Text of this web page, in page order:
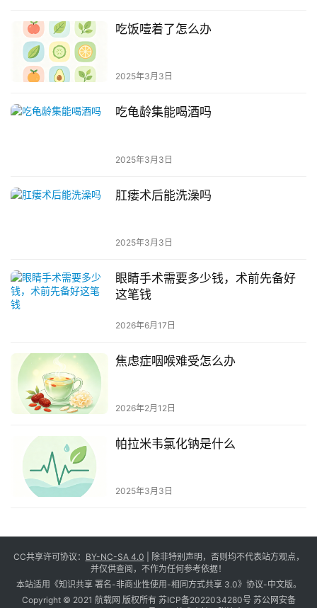
吃饭噎着了怎么办
2025年3月3日
吃龟龄集能喝酒吗
2025年3月3日
肛瘘术后能洗澡吗
2025年3月3日
眼睛手术需要多少钱，术前先备好
这笔钱
2026年6月17日
焦虑症咽喉难受怎么办
2026年2月12日
帕拉米韦氯化钠是什么
2025年3月3日
CC共享许可协议： BY-NC-SA 4.0 | 除非特别声明，否则均不代表站方观点，
并仅供查阅，不作为任何参考依据！
本站适用《知识共享 署名-非商业性使用-相同方式共享 3.0》协议-中文版。
Copyright © 2021 航载网 版权所有 苏ICP备2022034280号 苏公网安备